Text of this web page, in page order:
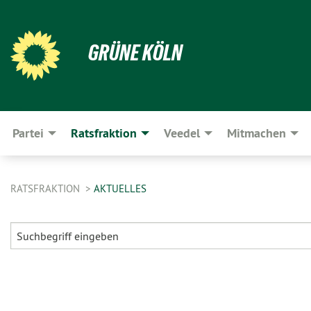
GRÜNE KÖLN
Partei Ratsfraktion Veedel Mitmachen
RATSFRAKTION AKTUELLES